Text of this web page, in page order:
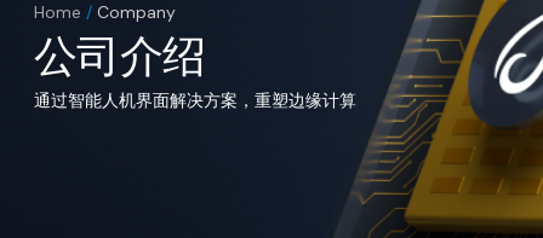
Home / Company
公司介绍
通过智能人机界面解决方案，重塑边缘计算